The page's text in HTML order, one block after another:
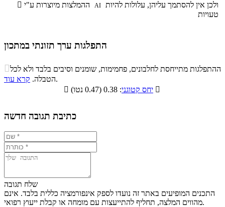
 AI
טעויות
התפלגות ערך תזונתי במתכון
התפלגות ערך תזונתי במתכון
סיבים
תזונתיים
שומנים חלבונים
17.8% 46.1%
ההתפלגות מתייחסת לחלבונים, פחמימות, שומנים וסיבים בלבד ולא לכל
הטבלה. קרא עוד
.

יחס קטוגני 
כתיבת תגובה חדשה
שלח תגובה
התכנים המופיעים באתר זה נועדו לספק אינפורמציה כללית בלבד. אינם
מהווים המלצה, תחליף להתייעצות עם מומחה או קבלת ייעוץ רפואי.